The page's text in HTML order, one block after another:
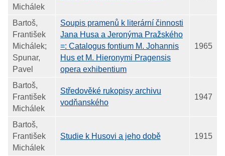
Michálek
Bartoš,
František
Michálek;
Spunar,
Pavel
Soupis pramenů k literární činnosti
Jana Husa a Jeronýma Pražského
=: Catalogus fontium M. Johannis
Hus et M. Hieronymi Pragensis
opera exhibentium
1965
Bartoš,
František
Michálek
Středověké rukopisy archivu
vodňanského
1947
Bartoš,
František
Michálek
Studie k Husovi a jeho době 1915